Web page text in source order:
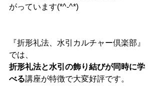
がっています(*^-^*)
『折形礼法、水引カルチャー倶楽部』
では、
折形礼法と水引の飾り結びが同時に学
べる講座が特徴で大変好評です。